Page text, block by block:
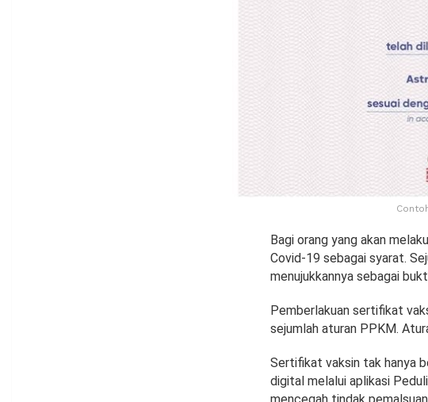
Bagi orang yang akan
Covid-19 sebagai syarat.
menujukkannya sebagai
Pemberlakuan sertifikat
sejumlah aturan PPKM.
Sertifikat vaksin tak hanya
digital melalui aplikasi